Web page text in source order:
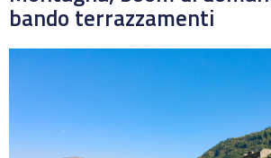
bando terrazzamenti